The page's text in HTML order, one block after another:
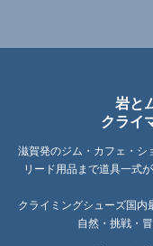
岩と
クライ
滋賀発のジム・カフェ・シ
リード用品まで道具一式
クライミングシューズ国内
自然・挑戦・